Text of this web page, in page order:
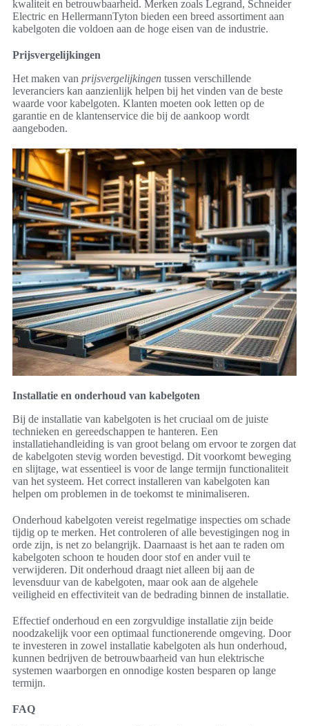
kwaliteit en betrouwbaarheid. Merken zoals Legrand, Schneider
Electric en HellermannTyton bieden een breed assortiment aan
kabelgoten die voldoen aan de hoge eisen van de industrie.
Prijsvergelijkingen
Het maken van prijsvergelijkingen tussen verschillende
leveranciers kan aanzienlijk helpen bij het vinden van de beste
waarde voor kabelgoten. Klanten moeten ook letten op de
garantie en de klantenservice die bij de aankoop wordt
aangeboden.
Installatie en onderhoud van kabelgoten
Bij de installatie van kabelgoten is het cruciaal om de juiste
technieken en gereedschappen te hanteren. Een
installatiehandleiding is van groot belang om ervoor te zorgen dat
de kabelgoten stevig worden bevestigd. Dit voorkomt beweging
en slijtage, wat essentieel is voor de lange termijn functionaliteit
van het systeem. Het correct installeren van kabelgoten kan
helpen om problemen in de toekomst te minimaliseren.
Onderhoud kabelgoten vereist regelmatige inspecties om schade
tijdig op te merken. Het controleren of alle bevestigingen nog in
orde zijn, is net zo belangrijk. Daarnaast is het aan te raden om
kabelgoten schoon te houden door stof en ander vuil te
verwijderen. Dit onderhoud draagt niet alleen bij aan de
levensduur van de kabelgoten, maar ook aan de algehele
veiligheid en effectiviteit van de bedrading binnen de installatie.
Effectief onderhoud en een zorgvuldige installatie zijn beide
noodzakelijk voor een optimaal functionerende omgeving. Door
te investeren in zowel installatie kabelgoten als hun onderhoud,
kunnen bedrijven de betrouwbaarheid van hun elektrische
systemen waarborgen en onnodige kosten besparen op lange
termijn.
FAQ